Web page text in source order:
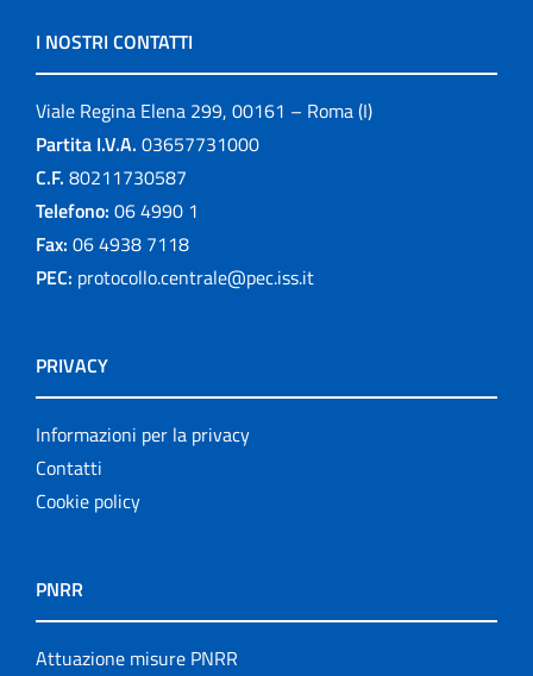
I NOSTRI CONTATTI
Viale Regina Elena 299, 00161 – Roma (I)
Partita I.V.A. 03657731000
C.F. 80211730587
Telefono: 06 4990 1
Fax: 06 4938 7118
PEC: protocollo.centrale@pec.iss.it
PRIVACY
Informazioni per la privacy
Contatti
Cookie policy
PNRR
Attuazione misure PNRR